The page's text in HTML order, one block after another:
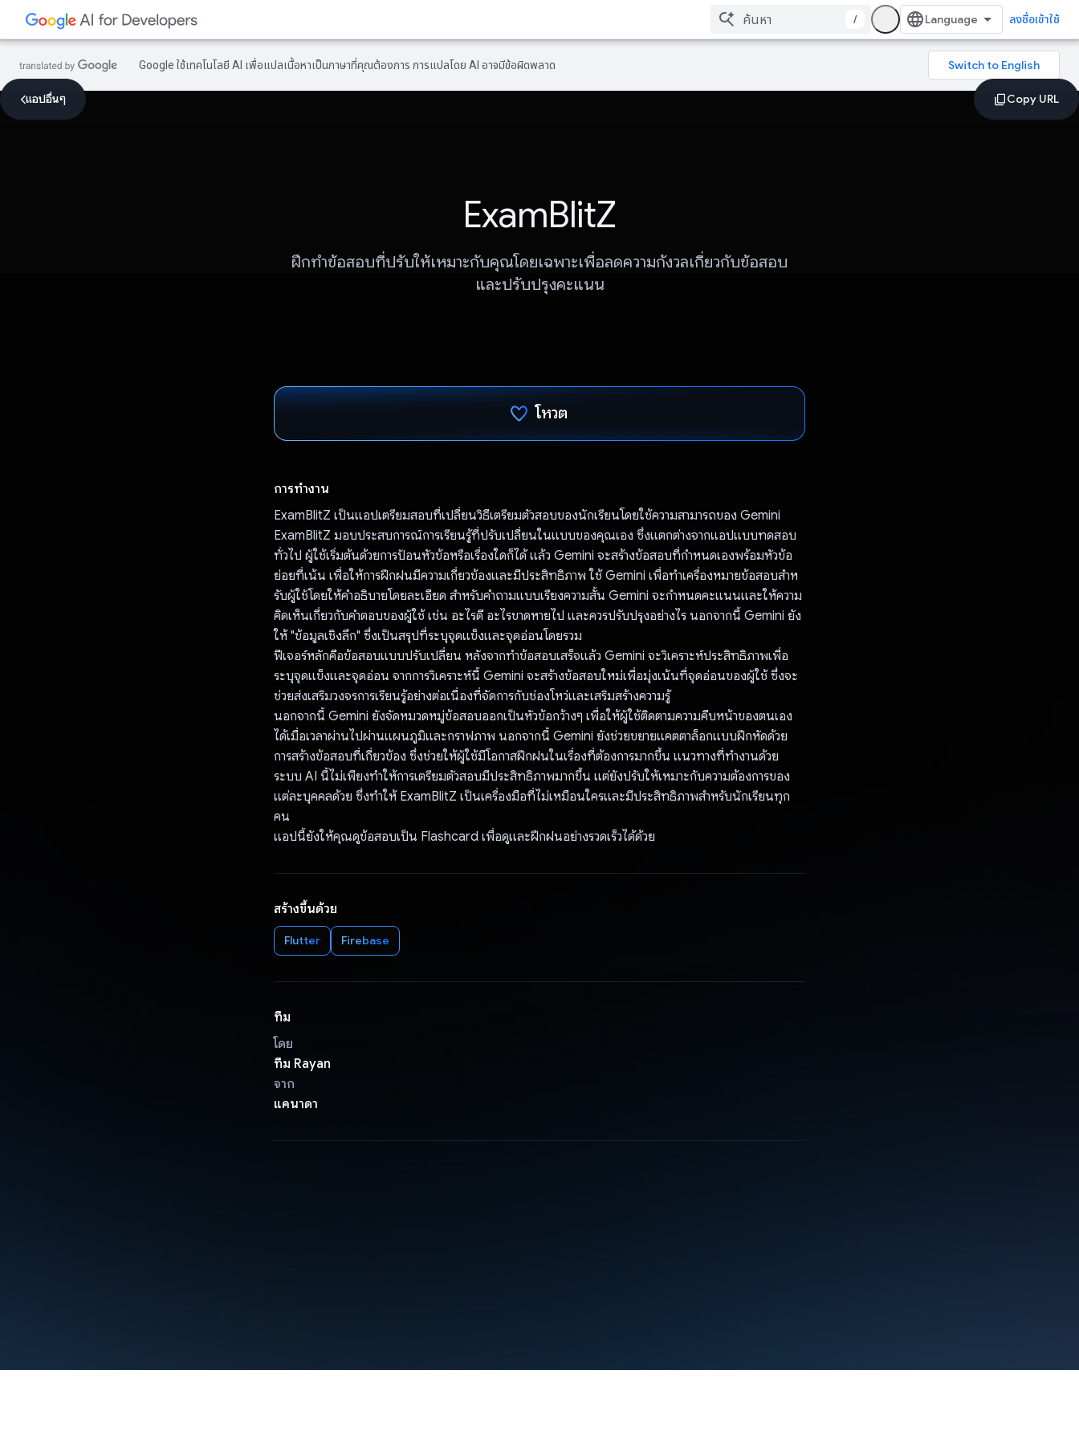
/ ลงชื่อเข้าใช้
Google ใช้เทคโนโลยี AI เพื่อแปลเนื้อหาเป็นภาษาที่คุณต้องการ การแปลโดย AI อาจมีข้อผิดพลาด
แอปอื่นๆ
ExamBlitZ
ฝึกทำข้อสอบที่ปรับให้เหมาะกับคุณโดยเฉพาะเพื่อลดความกังวลเกี่ยวกับข้อสอบ
และปรับปรุงคะแนน
โหวต
การทำงาน
ExamBlitZ เป็นแอปเตรียมสอบที่เปลี่ยนวิธีเตรียมตัวสอบของนักเรียนโดยใช้ความสามารถของ Gemini
ExamBlitZ มอบประสบการณ์การเรียนรู้ที่ปรับเปลี่ยนในแบบของคุณเอง ซึ่งแตกต่างจากแอปแบบทดสอบ
ทั่วไป ผู้ใช้เริ่มต้นด้วยการป้อนหัวข้อหรือเรื่องใดก็ได้ แล้ว Gemini จะสร้างข้อสอบที่กำหนดเองพร้อมหัวข้อ
ย่อยที่เน้น เพื่อให้การฝึกฝนมีความเกี่ยวข้องและมีประสิทธิภาพ ใช้ Gemini เพื่อทําเครื่องหมายข้อสอบสําห
รับผู้ใช้โดยให้คําอธิบายโดยละเอียด สำหรับคำถามแบบเรียงความสั้น Gemini จะกำหนดคะแนนและให้ความ
คิดเห็นเกี่ยวกับคำตอบของผู้ใช้ เช่น อะไรดี อะไรขาดหายไป และควรปรับปรุงอย่างไร นอกจากนี้ Gemini ยัง
ให้ "ข้อมูลเชิงลึก" ซึ่งเป็นสรุปที่ระบุจุดแข็งและจุดอ่อนโดยรวม
ฟีเจอร์หลักคือข้อสอบแบบปรับเปลี่ยน หลังจากทำข้อสอบเสร็จแล้ว Gemini จะวิเคราะห์ประสิทธิภาพเพื่อ
ระบุจุดแข็งและจุดอ่อน จากการวิเคราะห์นี้ Gemini จะสร้างข้อสอบใหม่เพื่อมุ่งเน้นที่จุดอ่อนของผู้ใช้ ซึ่งจะ
ช่วยส่งเสริมวงจรการเรียนรู้อย่างต่อเนื่องที่จัดการกับช่องโหว่และเสริมสร้างความรู้
นอกจากนี้ Gemini ยังจัดหมวดหมู่ข้อสอบออกเป็นหัวข้อกว้างๆ เพื่อให้ผู้ใช้ติดตามความคืบหน้าของตนเอง
ได้เมื่อเวลาผ่านไปผ่านแผนภูมิและกราฟภาพ นอกจากนี้ Gemini ยังช่วยขยายแคตตาล็อกแบบฝึกหัดด้วย
การสร้างข้อสอบที่เกี่ยวข้อง ซึ่งช่วยให้ผู้ใช้มีโอกาสฝึกฝนในเรื่องที่ต้องการมากขึ้น แนวทางที่ทำงานด้วย
ระบบ AI นี้ไม่เพียงทำให้การเตรียมตัวสอบมีประสิทธิภาพมากขึ้น แต่ยังปรับให้เหมาะกับความต้องการของ
แต่ละบุคคลด้วย ซึ่งทำให้ ExamBlitZ เป็นเครื่องมือที่ไม่เหมือนใครและมีประสิทธิภาพสำหรับนักเรียนทุก
คน
แอปนี้ยังให้คุณดูข้อสอบเป็น Flashcard เพื่อดูและฝึกฝนอย่างรวดเร็วได้ด้วย
สร้างขึ้นด้วย
Flutter Firebase
ทีม
โดย
ทีม Rayan
จาก
แคนาดา